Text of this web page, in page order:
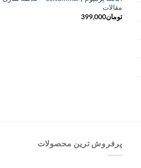
مقالات
تومان399,000
پرفروش ترین محصولات